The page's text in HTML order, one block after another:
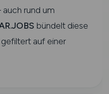
rund um
bündelt diese
auf einer